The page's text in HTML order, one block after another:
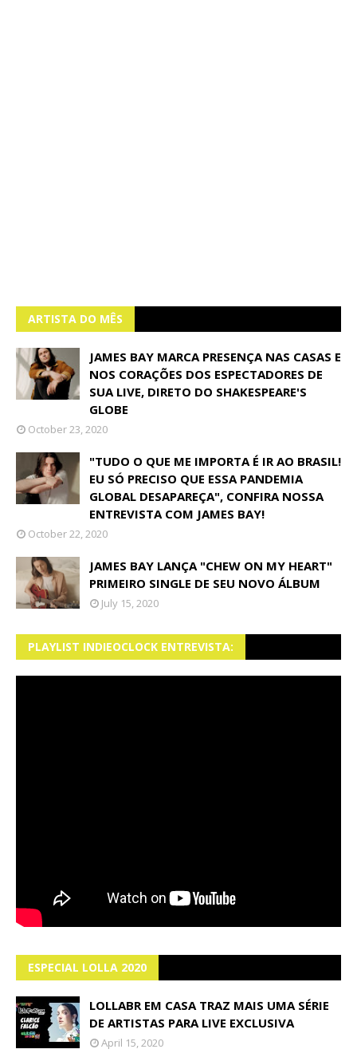
ARTISTA DO MÊS
JAMES BAY MARCA PRESENÇA NAS CASAS E
NOS CORAÇÕES DOS ESPECTADORES DE
SUA LIVE, DIRETO DO SHAKESPEARE'S
GLOBE
October 23, 2020
"TUDO O QUE ME IMPORTA É IR AO BRASIL!
EU SÓ PRECISO QUE ESSA PANDEMIA
GLOBAL DESAPAREÇA", CONFIRA NOSSA
ENTREVISTA COM JAMES BAY!
October 22, 2020
JAMES BAY LANÇA "CHEW ON MY HEART"
PRIMEIRO SINGLE DE SEU NOVO ÁLBUM
July 15, 2020
PLAYLIST INDIEOCLOCK ENTREVISTA:
ESPECIAL LOLLA 2020
LOLLABR EM CASA TRAZ MAIS UMA SÉRIE
DE ARTISTAS PARA LIVE EXCLUSIVA
April 15, 2020